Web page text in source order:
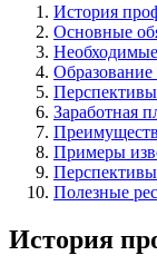
История
Основные
Образование
Перспективы
Заработная
Примеры
Полезные
История